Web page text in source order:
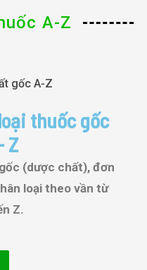
A-Z
thuốc gốc
Z
(dược chất), đơn
loại theo vần từ
Z.